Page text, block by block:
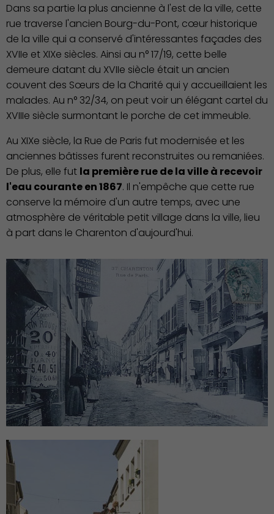
Action Sociale Solidarité
Dans sa partie la plus ancienne à l'est de la ville, cette
rue traverse l'ancien Bourg-du-Pont, cœur historique
de la ville qui a conservé d'intéressantes façades des
XVIIe et XIXe siècles. Ainsi au n° 17/19, cette belle
demeure datant du XVIIe siècle était un ancien
couvent des Sœurs de la Charité qui y accueillaient les
malades. Au n° 32/34, on peut voir un élégant cartel du
XVIIIe siècle surmontant le porche de cet immeuble.
Au XIXe siècle, la Rue de Paris fut modernisée et les
anciennes bâtisses furent reconstruites ou remaniées.
De plus, elle fut la première rue de la ville à recevoir
l'eau courante en 1867. Il n'empêche que cette rue
conserve la mémoire d'un autre temps, avec une
atmosphère de véritable petit village dans la ville, lieu
à part dans le Charenton d'aujourd'hui.